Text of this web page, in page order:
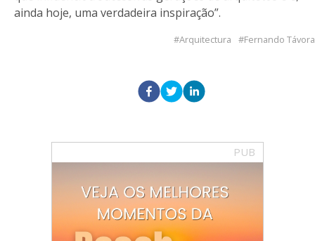
ainda hoje, uma verdadeira inspiração”.
Arquitectura Fernando Távora
PUB